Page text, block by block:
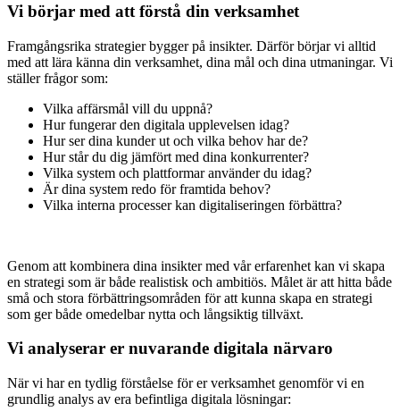
Vi börjar med att förstå din verksamhet
Framgångsrika strategier bygger på insikter. Därför börjar vi alltid
med att lära känna din verksamhet, dina mål och dina utmaningar. Vi
ställer frågor som:
Vilka affärsmål vill du uppnå?
Hur fungerar den digitala upplevelsen idag?
Hur ser dina kunder ut och vilka behov har de?
Hur står du dig jämfört med dina konkurrenter?
Vilka system och plattformar använder du idag?
Är dina system redo för framtida behov?
Vilka interna processer kan digitaliseringen förbättra?
Genom att kombinera dina insikter med vår erfarenhet kan vi skapa
en strategi som är både realistisk och ambitiös. Målet är att hitta både
små och stora förbättringsområden för att kunna skapa en strategi
som ger både omedelbar nytta och långsiktig tillväxt.
Vi analyserar er nuvarande digitala närvaro
När vi har en tydlig förståelse för er verksamhet genomför vi en
grundlig analys av era befintliga digitala lösningar: